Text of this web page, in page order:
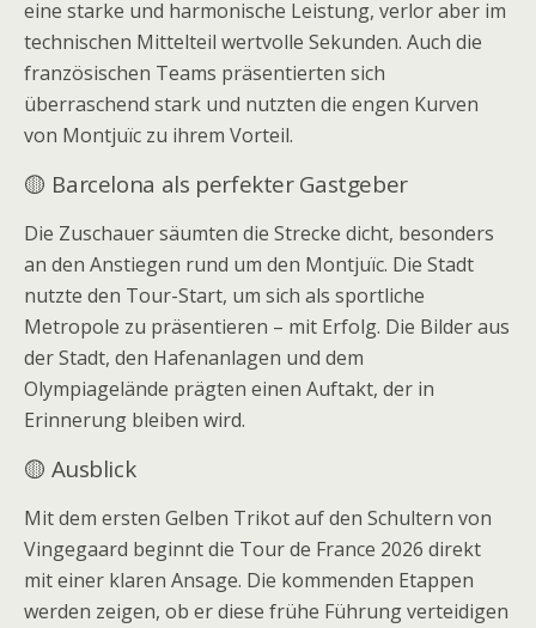
eine starke und harmonische Leistung, verlor aber im
technischen Mittelteil wertvolle Sekunden. Auch die
französischen Teams präsentierten sich
überraschend stark und nutzten die engen Kurven
von Montjuïc zu ihrem Vorteil.
🟡 Barcelona als perfekter Gastgeber
Die Zuschauer säumten die Strecke dicht, besonders
an den Anstiegen rund um den Montjuïc. Die Stadt
nutzte den Tour-Start, um sich als sportliche
Metropole zu präsentieren – mit Erfolg. Die Bilder aus
der Stadt, den Hafenanlagen und dem
Olympiagelände prägten einen Auftakt, der in
Erinnerung bleiben wird.
🟡 Ausblick
Mit dem ersten Gelben Trikot auf den Schultern von
Vingegaard beginnt die Tour de France 2026 direkt
mit einer klaren Ansage. Die kommenden Etappen
werden zeigen, ob er diese frühe Führung verteidigen